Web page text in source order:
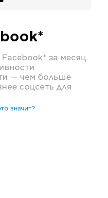
Facebook* за месяц.
— чем больше
соцсеть для
значит?